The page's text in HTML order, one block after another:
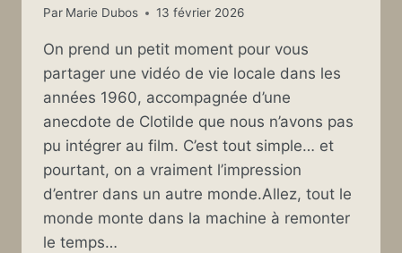
Par Marie Dubos 13 février 2026
On prend un petit moment pour vous
partager une vidéo de vie locale dans les
années 1960, accompagnée d’une
anecdote de Clotilde que nous n’avons pas
pu intégrer au film. C’est tout simple… et
pourtant, on a vraiment l’impression
d’entrer dans un autre monde.Allez, tout le
monde monte dans la machine à remonter
le temps…